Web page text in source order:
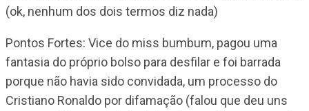
(ok, nenhum dos dois termos diz nada)
Pontos Fortes: Vice do miss bumbum, pagou uma
fantasia do próprio bolso para desfilar e foi barrada
porque não havia sido convidada, um processo do
Cristiano Ronaldo por difamação (falou que deu uns